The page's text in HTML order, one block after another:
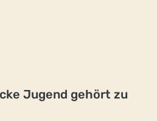
Jugend gehört zu